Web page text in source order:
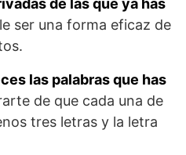
de las que ya has
ser una forma eficaz de
las palabras que has
de que cada una de
tres letras y la letra